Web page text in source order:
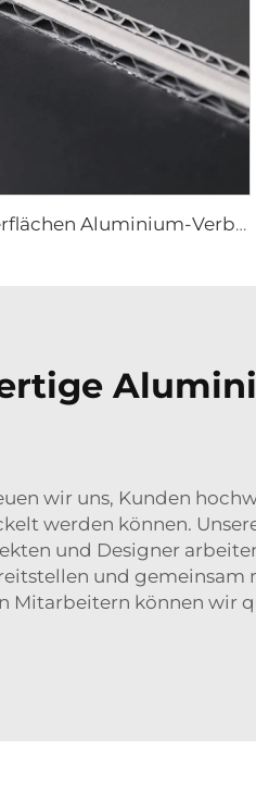
Metallische Oberflächen Aluminium-Verbundplatte – 0,4 cm x 122 cm x 244 cm
wir uns, Kunden
werden können.
und Designer
und
Mitarbeitern können wir